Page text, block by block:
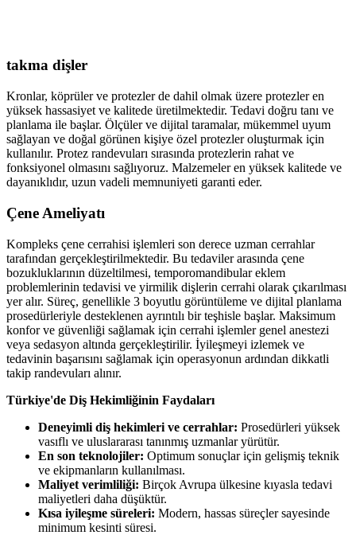
takma dişler
Kronlar, köprüler ve protezler de dahil olmak üzere protezler en
yüksek hassasiyet ve kalitede üretilmektedir. Tedavi doğru tanı ve
planlama ile başlar. Ölçüler ve dijital taramalar, mükemmel uyum
sağlayan ve doğal görünen kişiye özel protezler oluşturmak için
kullanılır. Protez randevuları sırasında protezlerin rahat ve
fonksiyonel olmasını sağlıyoruz. Malzemeler en yüksek kalitede ve
dayanıklıdır, uzun vadeli memnuniyeti garanti eder.
Çene Ameliyatı
Kompleks çene cerrahisi işlemleri son derece uzman cerrahlar
tarafından gerçekleştirilmektedir. Bu tedaviler arasında çene
bozukluklarının düzeltilmesi, temporomandibular eklem
problemlerinin tedavisi ve yirmilik dişlerin cerrahi olarak çıkarılması
yer alır. Süreç, genellikle 3 boyutlu görüntüleme ve dijital planlama
prosedürleriyle desteklenen ayrıntılı bir teşhisle başlar. Maksimum
konfor ve güvenliği sağlamak için cerrahi işlemler genel anestezi
veya sedasyon altında gerçekleştirilir. İyileşmeyi izlemek ve
tedavinin başarısını sağlamak için operasyonun ardından dikkatli
takip randevuları alınır.
Türkiye'de Diş Hekimliğinin Faydaları
Deneyimli diş hekimleri ve cerrahlar: Prosedürleri yüksek
vasıflı ve uluslararası tanınmış uzmanlar yürütür.
En son teknolojiler: Optimum sonuçlar için gelişmiş teknik
ve ekipmanların kullanılması.
Maliyet verimliliği: Birçok Avrupa ülkesine kıyasla tedavi
maliyetleri daha düşüktür.
Kısa iyileşme süreleri: Modern, hassas süreçler sayesinde
minimum kesinti süresi.